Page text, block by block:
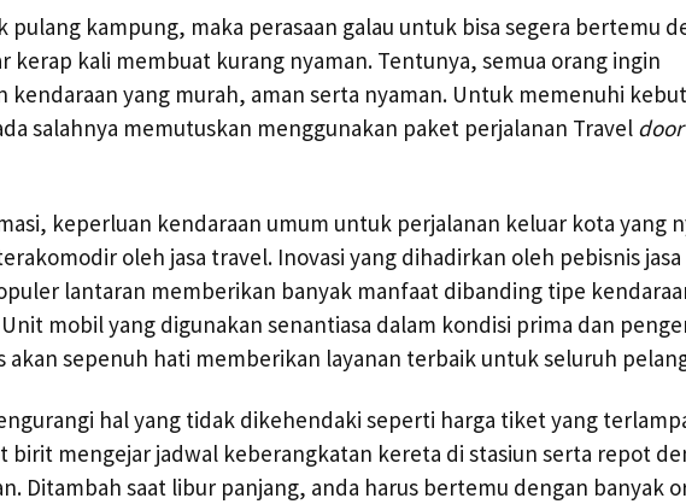
pulang kampung, maka perasaan galau untuk bisa segera bertemu
kerap kali membuat kurang nyaman. Tentunya, semua orang ingin
kendaraan yang murah, aman serta nyaman. Untuk memenuhi
salahnya memutuskan menggunakan paket perjalanan Travel
keperluan kendaraan umum untuk perjalanan keluar kota yang
oleh jasa travel. Inovasi yang dihadirkan oleh pebisnis
lantaran memberikan banyak manfaat dibanding tipe
mobil yang digunakan senantiasa dalam kondisi prima dan
akan sepenuh hati memberikan layanan terbaik untuk seluruh
hal yang tidak dikehendaki seperti harga tiket yang
birit mengejar jadwal keberangkatan kereta di stasiun serta repot
Ditambah saat libur panjang, anda harus bertemu dengan banyak